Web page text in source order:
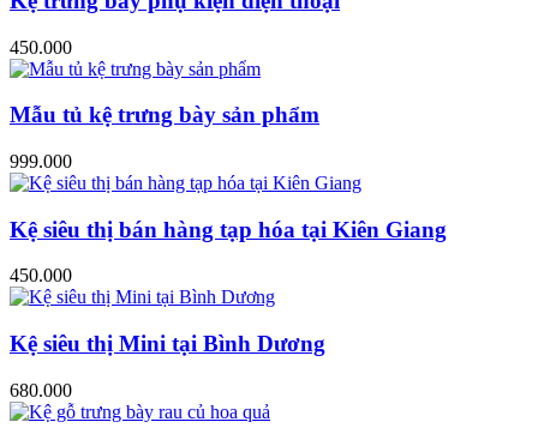
450.000
Mẫu tủ kệ trưng bày sản phẩm
999.000
Kệ siêu thị bán hàng tạp hóa tại Kiên Giang
450.000
Kệ siêu thị Mini tại Bình Dương
680.000